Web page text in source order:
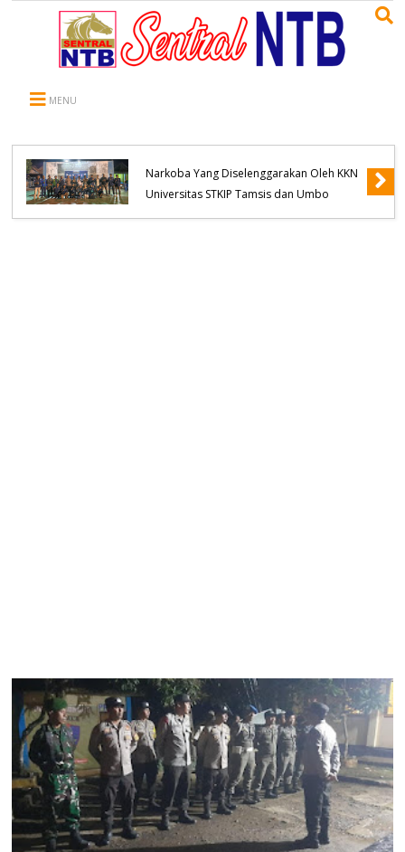
MENU
Narkoba Yang Diselenggarakan Oleh KKN
Universitas STKIP Tamsis dan Umbo